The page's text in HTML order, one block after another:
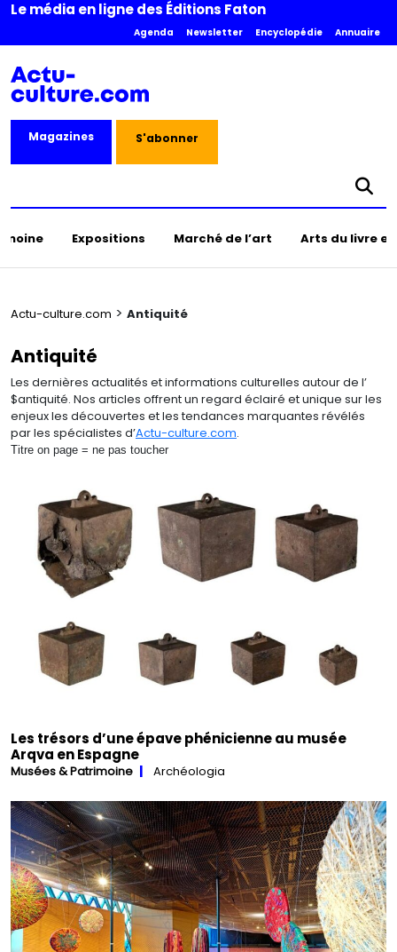
Le média en ligne des Éditions Faton
Agenda Newsletter Encyclopédie Annuaire
Magazines S'abonner
Expositions Marché de l’art Arts du livre
Actu-culture.com > Antiquité
Antiquité
Les dernières actualités et informations culturelles autour de l’
$antiquité. Nos articles offrent un regard éclairé et unique sur les
enjeux les découvertes et les tendances marquantes révélés
par les spécialistes d’Actu-culture.com.
Titre on page = ne pas toucher
Les trésors d’une épave phénicienne au musée
Arqva en Espagne
Musées & Patrimoine Archéologia